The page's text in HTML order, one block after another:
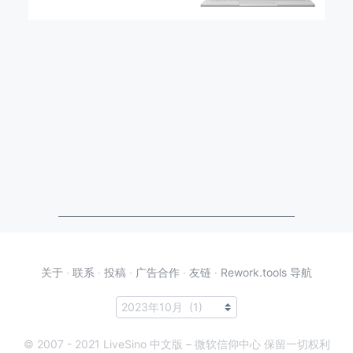
关于 · 联系 · 投稿 · 广告合作 · 友链 · Rework.tools 导航
© 2007 - 2021 LiveSino 中文版 – 微软信仰中心 保留一切权利